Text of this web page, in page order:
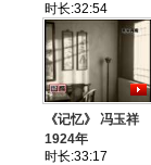
时长:32:54
《记忆》 冯玉祥
1924年
时长:33:17